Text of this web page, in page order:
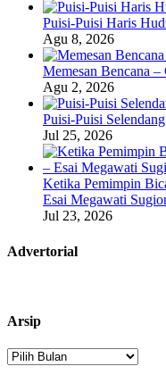
Puisi-Puisi Haris
Agu 8, 2026
Memesan Bencana
Agu 2, 2026
Puisi-Puisi
Jul 25, 2026
Ketika Pemimpin
Esai Megawati
Jul 23, 2026
Advertorial
Arsip
Arsip